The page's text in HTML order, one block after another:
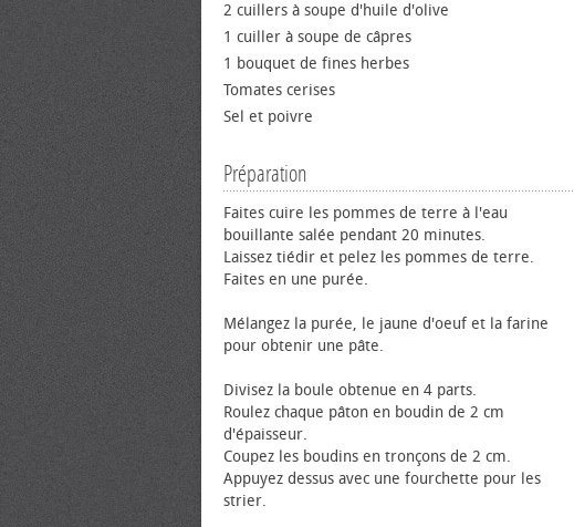
2 cuillers à soupe d'huile d'olive
1 cuiller à soupe de câpres
1 bouquet de fines herbes
Tomates cerises
Sel et poivre
Préparation
Faites cuire les pommes de terre à l'eau
bouillante salée pendant 20 minutes.
Laissez tiédir et pelez les pommes de terre.
Faites en une purée.
Mélangez la purée, le jaune d'œuf et la farine
pour obtenir une pâte.
Divisez la boule obtenue en 4 parts.
Roulez chaque pâton en boudin de 2 cm
d'épaisseur.
Coupez les boudins en tronçons de 2 cm.
Appuyez dessus avec une fourchette pour les
strier.